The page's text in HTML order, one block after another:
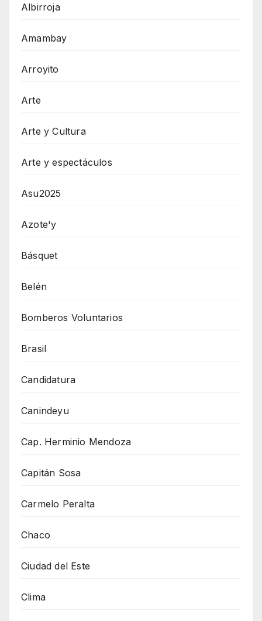
Albirroja
Amambay
Arroyito
Arte
Arte y Cultura
Arte y espectáculos
Asu2025
Azote'y
Básquet
Belén
Bomberos Voluntarios
Brasil
Candidatura
Canindeyu
Cap. Herminio Mendoza
Capitán Sosa
Carmelo Peralta
Chaco
Ciudad del Este
Clima